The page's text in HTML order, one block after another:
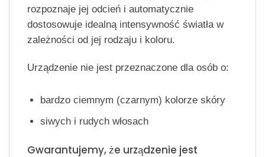
rozpoznaje jej odcień i automatycznie
dostosowuje idealną intensywność światła w
zależności od jej rodzaju i koloru.
Urządzenie nie jest przeznaczone dla osób o:
bardzo ciemnym (czarnym) kolorze skóry
siwych i rudych włosach
Gwarantujemy, że urządzenie jest